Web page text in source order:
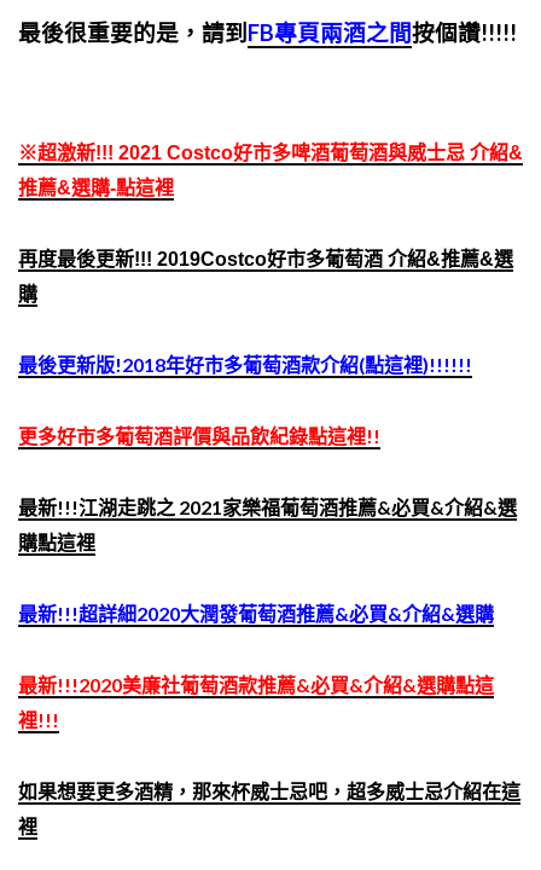
最後很重要的是，請到FB專頁兩酒之間按個讚!!!!!
※超激新!!! 2021 Costco好市多啤酒葡萄酒與威士忌 介紹&
推薦&選購-點這裡
再度最後更新!!! 2019Costco好市多葡萄酒 介紹&推薦&選
購
最後更新版!2018年好市多葡萄酒款介紹(點這裡)!!!!!!
更多好市多葡萄酒評價與品飲紀錄點這裡!!
最新!!!江湖走跳之 2021家樂福葡萄酒推薦&必買&介紹&選
購點這裡
最新!!!超詳細2020大潤發葡萄酒推薦&必買&介紹&選購
最新!!!2020美廉社葡萄酒款推薦&必買&介紹&選購點這
裡!!!
如果想要更多酒精，那來杯威士忌吧，超多威士忌介紹在這
裡